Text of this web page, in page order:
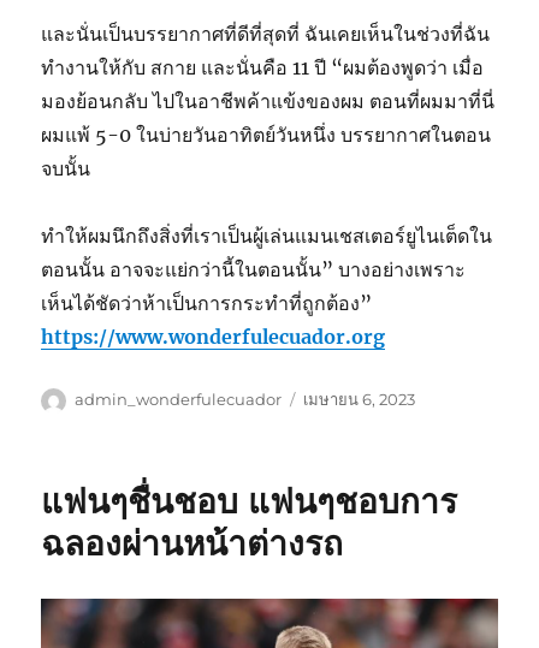
และนั่นเป็นบรรยากาศที่ดีที่สุดที่ ฉันเคยเห็นในช่วงที่ฉัน
ทำงานให้กับ สกาย และนั่นคือ 11 ปี “ผมต้องพูดว่า เมื่อ
มองย้อนกลับ ไปในอาชีพค้าแข้งของผม ตอนที่ผมมาที่นี่
ผมแพ้ 5-0 ในบ่ายวันอาทิตย์วันหนึ่ง บรรยากาศในตอน
จบนั้น
ทำให้ผมนึกถึงสิ่งที่เราเป็นผู้เล่นแมนเชสเตอร์ยูไนเต็ดใน
ตอนนั้น อาจจะแย่กว่านี้ในตอนนั้น” บางอย่างเพราะ
เห็นได้ชัดว่าห้าเป็นการกระทำที่ถูกต้อง”
https://www.wonderfulecuador.org
ผู้
admin_wonderfulecuador
เขียน
เมษายน 6, 2023
แฟนๆชื่นชอบ แฟนๆชอบการ
ฉลองผ่านหน้าต่างรถ